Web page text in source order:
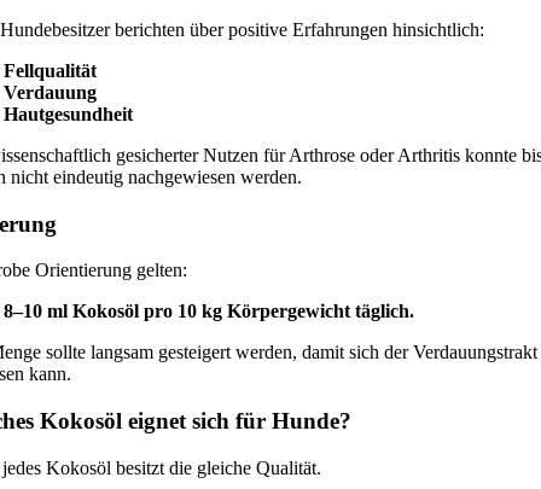
berichten über positive Erfahrungen hinsichtlich:
Fellqualität
Verdauung
Hautgesundheit
gesicherter Nutzen für Arthrose oder Arthritis konnte
nicht eindeutig nachgewiesen werden.
Orientierung gelten:
ml Kokosöl pro 10 kg Körpergewicht täglich.
sollte langsam gesteigert werden, damit sich der Verdauungstrakt
kann.
Kokosöl eignet sich für Hunde?
Kokosöl besitzt die gleiche Qualität.